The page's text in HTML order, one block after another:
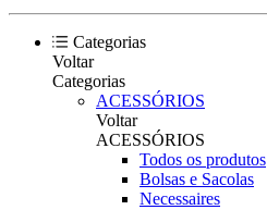
Categorias
Voltar
Categorias
ACESSÓRIOS
Voltar
ACESSÓRIOS
Todos os produtos
Bolsas e Sacolas
Necessaires